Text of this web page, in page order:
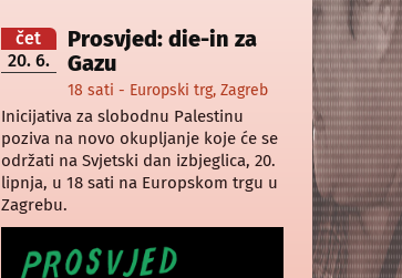
čet
20. 6.
Prosvjed: die-in za
Gazu
18 sati - Europski trg, Zagreb
Inicijativa za slobodnu Palestinu
poziva na novo okupljanje koje će se
održati na Svjetski dan izbjeglica, 20.
lipnja, u 18 sati na Europskom trgu u
Zagrebu.